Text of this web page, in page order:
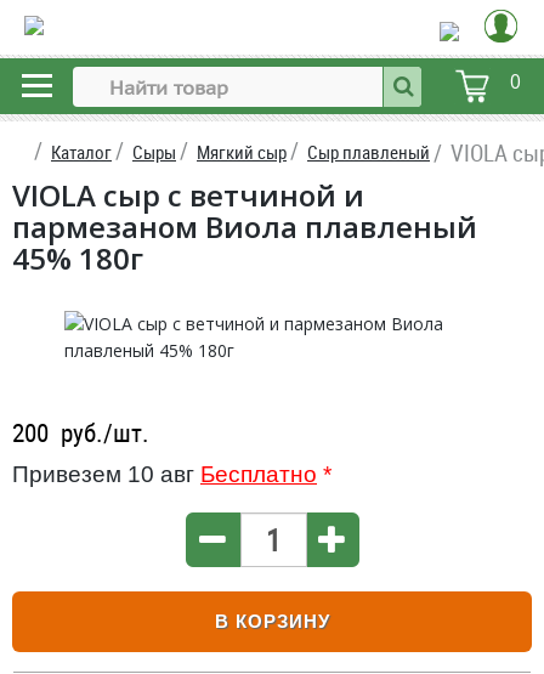
0
Каталог Сыры Мягкий сыр Сыр плавленый VIOLA
VIOLA сыр с ветчиной и
пармезаном Виола плавленый
45% 180г
200 руб./шт.
Привезем 10 авг Бесплатно *
В КОРЗИНУ